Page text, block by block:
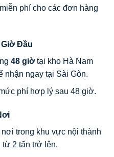
phí cho các đơn hàng
Đầu
48 giờtại kho Hà Nam
nhận ngay tại Sài Gòn.
phí hợp lý sau 48 giờ.
trong khu vực nội thành
từ 2 tấn trở lên.